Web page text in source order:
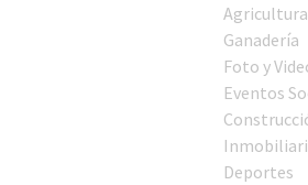
Agricultura
Ganadería
Foto y
Eventos
Deportes